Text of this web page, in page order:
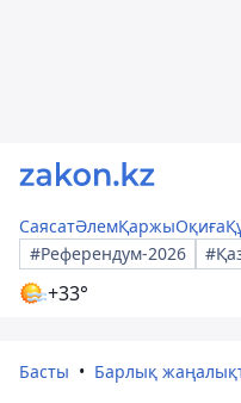
СаясатӘлемҚаржыОқиға
#Референдум-2026
+33°
Басты Барлық